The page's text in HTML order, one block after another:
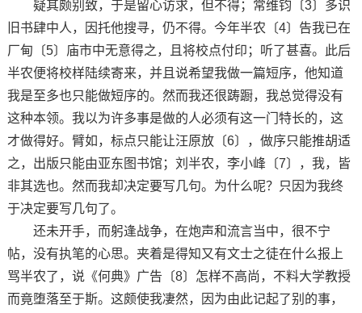
疑其颇别致，于是留心访求，但不得；常维钧〔3〕多识
旧书肆中人，因托他搜寻，仍不得。今年半农〔4〕告我已在
厂甸〔5〕庙市中无意得之，且将校点付印；听了甚喜。此后
半农便将校样陆续寄来，并且说希望我做一篇短序，他知道
我是至多也只能做短序的。然而我还很踌蹰，我总觉得没有
这种本领。我以为许多事是做的人必须有这一门特长的，这
才做得好。臂如，标点只能让汪原放〔6〕，做序只能推胡适
之，出版只能由亚东图书馆；刘半农，李小峰〔7〕，我，皆
非其选也。然而我却决定要写几句。为什么呢？只因为我终
于决定要写几句了。
还未开手，而躬逢战争，在炮声和流言当中，很不宁
帖，没有执笔的心思。夹着是得知又有文士之徒在什么报上
骂半农了，说《何典》广告〔8〕怎样不高尚，不料大学教授
而竟堕落至于斯。这颇使我凄然，因为由此记起了别的事，